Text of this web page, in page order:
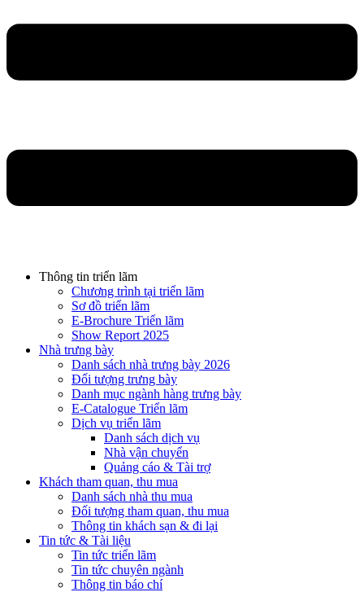
Thông tin triển lãm
Chương trình tại triển lãm
Sơ đồ triển lãm
E-Brochure Triển lãm
Show Report 2025
Nhà trưng bày
Danh sách nhà trưng bày 2026
Đối tượng trưng bày
Danh mục ngành hàng trưng bày
E-Catalogue Triển lãm
Dịch vụ triển lãm
Danh sách dịch vụ
Nhà vận chuyển
Quảng cáo & Tài trợ
Khách tham quan, thu mua
Danh sách nhà thu mua
Đối tượng tham quan, thu mua
Thông tin khách sạn & đi lại
Tin tức & Tài liệu
Tin tức triển lãm
Tin tức chuyên ngành
Thông tin báo chí